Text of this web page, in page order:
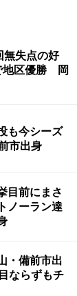
失点の好
地区優勝 岡
も今シーズ
市出身
目前にまさ
ノーラン達
・備前市出
ならずもチ